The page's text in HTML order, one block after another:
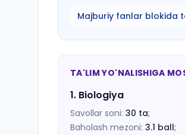
Majburiy fanlar blokida
TA'LIM YO'NALISHIGA
1. Biologiya
Savollar soni: 30 ta;
Baholash mezoni: 3.1 ball;